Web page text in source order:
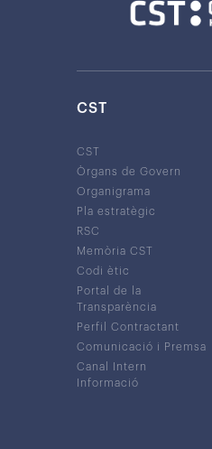
CST
CST
Òrgans de Govern
Organigrama
Pla estratègic
RSC
Memòria CST
Codi ètic
Portal de la
Transparència
Perfil Contractant
Comunicació i Premsa
Canal Intern
Informació